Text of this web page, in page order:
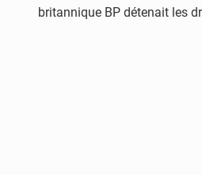
britannique BP détenait les